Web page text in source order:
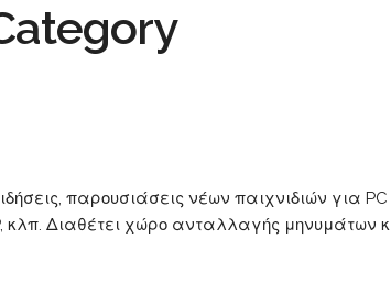
παρουσιάσεις νέων παιχνιδιών για
κλπ. Διαθέτει χώρο ανταλλαγής μηνυμάτων